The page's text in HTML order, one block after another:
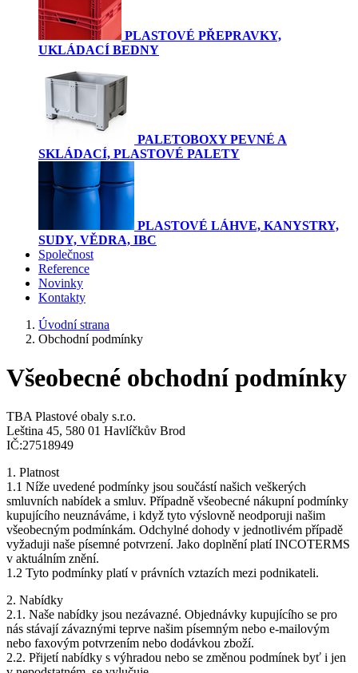
PLASTOVÉ PŘEPRAVKY,
UKLÁDACÍ BEDNY
PALETOBOXY PEVNÉ A
SKLÁDACÍ, PLASTOVÉ PALETY
PLASTOVÉ LÁHVE, KANYSTRY,
SUDY, VĚDRA, IBC
Společnost
Reference
Novinky
Kontakty
Úvodní strana
Obchodní podmínky
Všeobecné obchodní podmínky
TBA Plastové obaly s.r.o.
Leština 45, 580 01 Havlíčkův Brod
IČ:27518949
1. Platnost
1.1 Níže uvedené podmínky jsou součástí našich veškerých
smluvních nabídek a smluv. Případně všeobecné nákupní podmínky
kupujícího neuznáváme, i když tyto výslovně neodporuji našim
všeobecným podmínkám. Odchylné dohody v jednotlivém případě
vyžaduji naše písemné potvrzení. Jako doplnění platí INCOTERMS
v aktuálním znění.
1.2 Tyto podmínky platí v právních vztazích mezi podnikateli.
2. Nabídky
2.1. Naše nabídky jsou nezávazné. Objednávky kupujícího se pro
nás stávají závaznými teprve našim písemným nebo e-mailovým
nebo faxovým potvrzením nebo dodávkou zboží.
2.2. Přijetí nabídky s výhradou nebo se změnou podmínek byť i jen